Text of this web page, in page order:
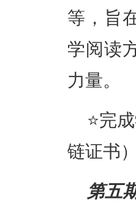
等，旨
学阅读
力量。
⭐完
链证书）
第五